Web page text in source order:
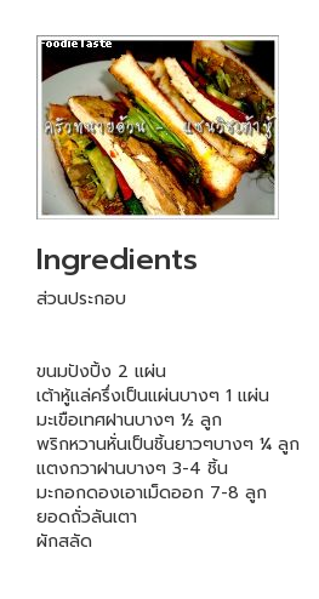
Ingredients
ส่วนประกอบ
ขนมปังปิ้ง 2 แผ่น
เต้าหู้แล่ครึ่งเป็นแผ่นบางๆ 1 แผ่น
มะเขือเทศฝานบางๆ ½ ลูก
พริกหวานหั่นเป็นชิ้นยาวๆบางๆ ¼ ลูก
แตงกวาฝานบางๆ 3-4 ชิ้น
มะกอกดองเอาเม็ดออก 7-8 ลูก
ยอดถั่วลันเตา
ผักสลัด